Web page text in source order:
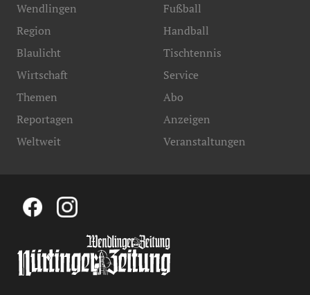
Wendlingen
Region
Blaulicht
Fußball
Handball
Tischtennis
Wirtschaft
Themen
Reportagen
Weltweit
Service
Abo
Anzeigen
Veranstaltungen